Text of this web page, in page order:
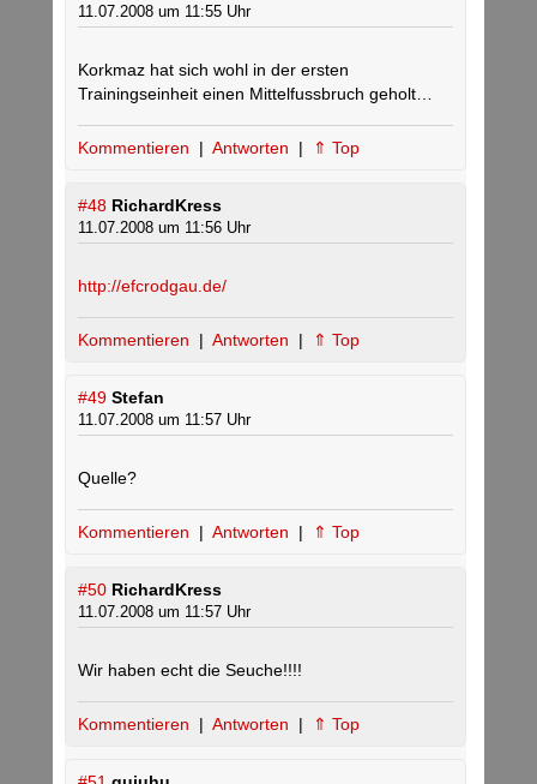
11.07.2008 um 11:55 Uhr
Korkmaz hat sich wohl in der ersten
Trainingseinheit einen Mittelfussbruch geholt…
Kommentieren | Antworten | ⇑ Top
#48 RichardKress
11.07.2008 um 11:56 Uhr
http://efcrodgau.de/
Kommentieren | Antworten | ⇑ Top
#49 Stefan
11.07.2008 um 11:57 Uhr
Quelle?
Kommentieren | Antworten | ⇑ Top
#50 RichardKress
11.07.2008 um 11:57 Uhr
Wir haben echt die Seuche!!!!
Kommentieren | Antworten | ⇑ Top